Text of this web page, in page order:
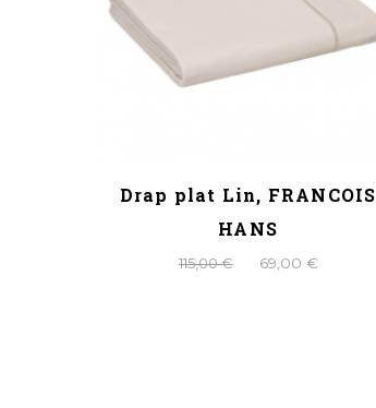
Drap plat Lin, FRANCOIS
HANS
115,00 € 69,00 €